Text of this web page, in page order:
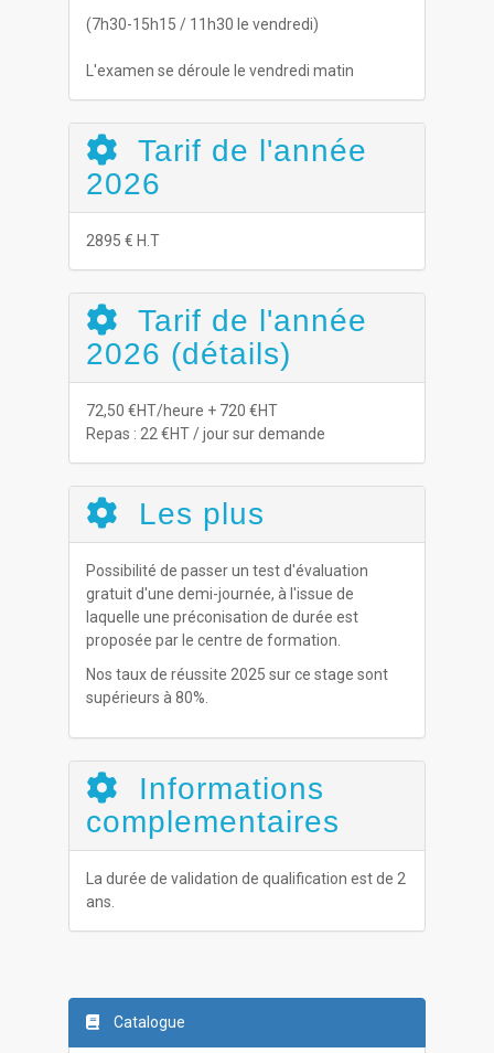
(7h30-15h15 / 11h30 le vendredi)
L'examen se déroule le vendredi matin
Tarif de l'année
2026
2895 € H.T
Tarif de l'année
2026 (détails)
72,50 €HT/heure + 720 €HT
Repas : 22 €HT / jour sur demande
Les plus
Possibilité de passer un test d'évaluation
gratuit d'une demi-journée, à l'issue de
laquelle une préconisation de durée est
proposée par le centre de formation.
Nos taux de réussite 2025 sur ce stage sont
supérieurs à 80%.
Informations
complementaires
La durée de validation de qualification est de 2
ans.
Catalogue